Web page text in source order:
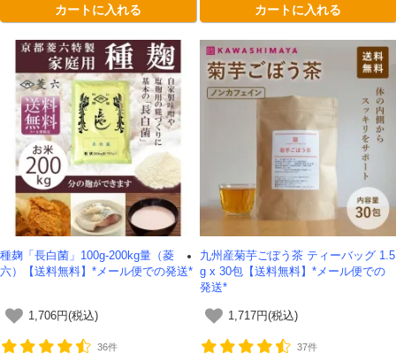
カートに入れる カートに入れる
種麹「長白菌」100g-200kg量（菱
六）【送料無料】*メール便での発送*
1,706円(税込)
36件
九州産菊芋ごぼう茶 ティーバッグ 1.5
g x 30包【送料無料】*メール便での
発送*
1,717円(税込)
37件